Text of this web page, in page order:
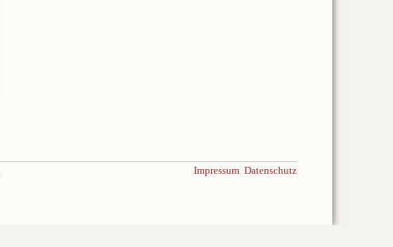
Datenschutz
Impressum